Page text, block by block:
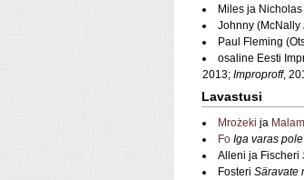
Miles ja
Johnny (McNally
Paul Fleming
osaline Eesti
2013; Improproff,
Lavastusi
Mrożeki ja
Fo Iga varas
Alleni ja Fischeri
Fosteri Säravate